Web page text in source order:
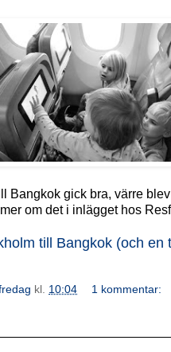
Bangkok gick bra, värre
om det i inlägget hos
till Bangkok (och en
kl. 10:04 1 kommentar: